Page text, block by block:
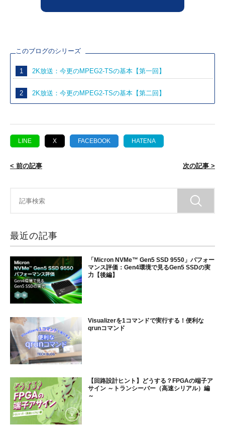
このブログのシリーズ
1 2K放送：今更のMPEG2-TSの基本【第一回】
2 2K放送：今更のMPEG2-TSの基本【第二回】
LINE X FACEBOOK HATENA
< 前の記事 次の記事 >
最近の記事
「Micron NVMe™ Gen5 SSD 9550」パフォー
マンス評価：Gen4環境で見るGen5 SSDの実
力【後編】
Visualizerを1コマンドで実行する！便利な
qrunコマンド
【回路設計ヒント】どうする？FPGAの端子ア
サイン ～トランシーバー（高速シリアル）編
～